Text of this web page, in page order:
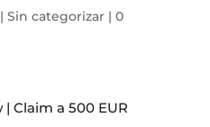
Sin categorizar| 0